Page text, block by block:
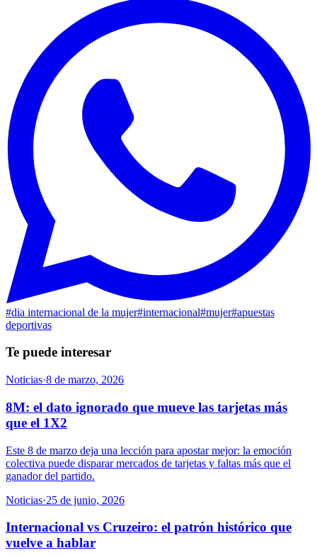
#dia internacional de la mujer#internacional#mujer#apuestas
deportivas
Te puede interesar
Noticias·8 de marzo, 2026
8M: el dato ignorado que mueve las tarjetas más
que el 1X2
Este 8 de marzo deja una lección para apostar mejor: la emoción
colectiva puede disparar mercados de tarjetas y faltas más que el
ganador del partido.
Noticias·25 de junio, 2026
Internacional vs Cruzeiro: el patrón histórico que
vuelve a hablar